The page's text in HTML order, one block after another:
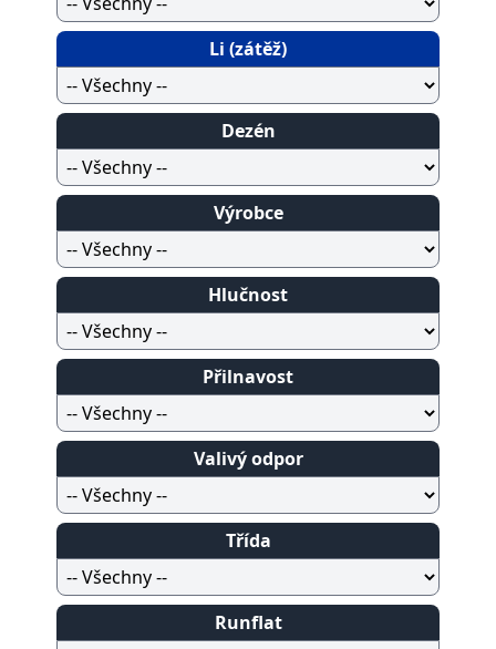
Li (zátěž)
Dezén
Výrobce
Hlučnost
Přilnavost
Valivý odpor
Třída
Runflat